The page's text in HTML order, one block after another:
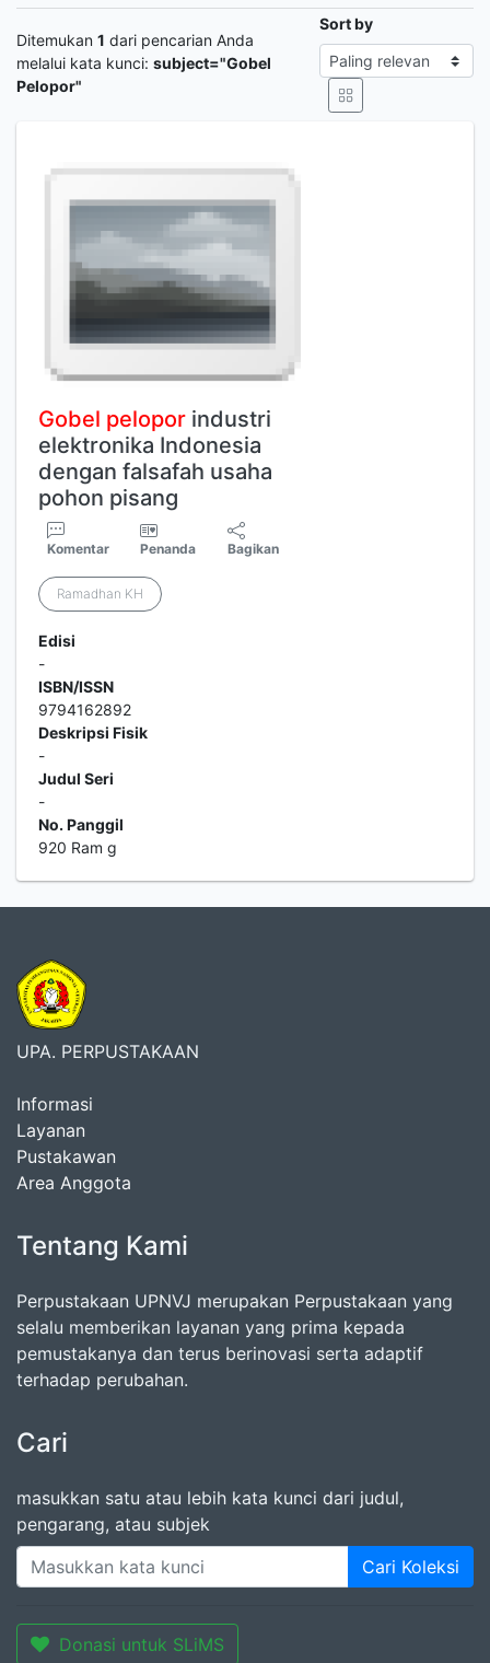
Ditemukan 1 dari pencarian Anda
melalui kata kunci: subject="Gobel
Pelopor"
Sort by
Gobel pelopor industri
elektronika Indonesia
dengan falsafah usaha
pohon pisang
Komentar Penanda Bagikan
Ramadhan KH
Edisi
-
ISBN/ISSN
9794162892
Deskripsi Fisik
-
Judul Seri
-
No. Panggil
920 Ram g
UPA. PERPUSTAKAAN
Informasi
Layanan
Pustakawan
Area Anggota
Tentang Kami
Perpustakaan UPNVJ merupakan Perpustakaan yang
selalu memberikan layanan yang prima kepada
pemustakanya dan terus berinovasi serta adaptif
terhadap perubahan.
Cari
masukkan satu atau lebih kata kunci dari judul,
pengarang, atau subjek
Cari Koleksi
Donasi untuk SLiMS